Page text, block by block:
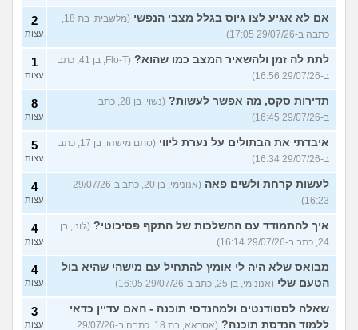
אם לא אגיע לצו גיוס בגלל מצבי הנפשי
כתבה ב-29/07/26 17:05)
2
עצות
לתת לה זמן ולהשאיר המצב כמו שהוא?
(Flo-T, בן 41, כתב
ב-29/07/26 16:56)
1
עצות
תדירות סקס, מה אפשר לעשות?
(נשוי, בן 28, כתב
ב-29/07/26 16:45)
8
עצות
איבדתי את הבתולים על נערת ליווי
(סתם מישהו, בן 17, כתב
ב-29/07/26 16:34)
5
עצות
לעשות קרחת ולשים פאה
(אנונימי, בן 20, כתב ב-29/07/26
16:23)
4
עצות
איך להתמודד עם ההשלכות של התקף פסיכוטי? (ג'וני, בן
24, כתב ב-29/07/26 16:14)
4
עצות
מבואס שלא היה לי אומץ להתחיל עם מישהי שהיא בול
הטעם שלי (אנונימי, בן 25, כתב ב-29/07/26 16:05)
4
עצות
שאלה לסטודנטים ולמהנדסי תוכנה - האם עדיין כדאי
ללמוד הנדסת תוכנה?
(אסראא, בת 18, כתבה ב-29/07/26
3
עצות